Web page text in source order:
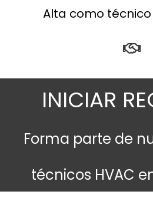
Alta como
INICIAR
Forma parte de
técnicos HVAC